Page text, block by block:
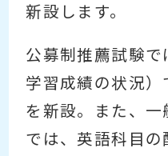
新設します。
公募制推薦試験で
学習成績の状況
を新設。また、一
では、英語科目